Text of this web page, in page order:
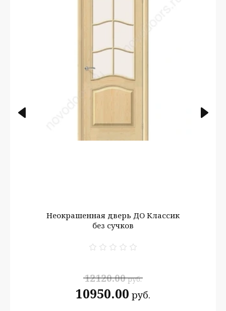
Неокрашенная дверь ДО Классик
без сучков
12120.00руб.
10950.00 руб.